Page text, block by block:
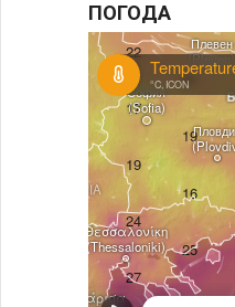
ПОГОДА